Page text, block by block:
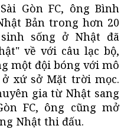
Gòn FC, ông Bình
Bản trong hơn 20
sống ở Nhật đã
về với câu lạc bộ,
một đội bóng với mô
xứ sở Mặt trời mọc.
gia từ Nhật sang
FC, ông cũng mở
Nhật thi đấu.